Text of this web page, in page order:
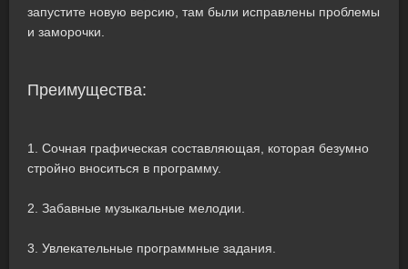
запустите новую версию, там были исправлены проблемы
и заморочки.
Преимущества:
1. Сочная графическая составляющая, которая безумно
стройно вноситься в программу.
2. Забавные музыкальные мелодии.
3. Увлекательные программные задания.